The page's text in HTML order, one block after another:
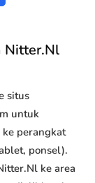
Nitter.Nl
situs
untuk
perangkat
ponsel).
ke area